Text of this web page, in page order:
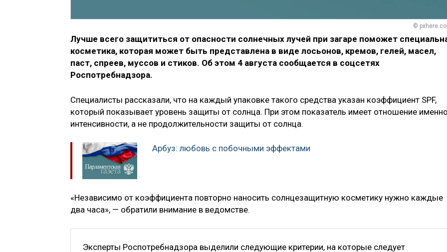
©
Лучше всего защититься от опасности солнечных лучей при загаре поможет
косметика, которая может быть представлена в виде лосьонов, кремов, гелей, масел,
паст, спреев, муссов и стиков. Об этом 4 августа сообщается в соцсетях
Роспотребнадзора.
Специалисты рассказали, что на каждый упаковке такого средства указан коэффициент SPF,
который показывает уровень защиты от солнца. При этом показатель имеет отношение
интенсивности, а не продолжительности защиты от солнца.
Арбуз: любовь с побочными эффектами
«Независимо от коэффициента повторно наносить солнцезащитную косметику нужно каждые
два часа», — обратили внимание в ведомстве.
Эксперты Роспотребнадзора выделили следующие критерии, на которые следует